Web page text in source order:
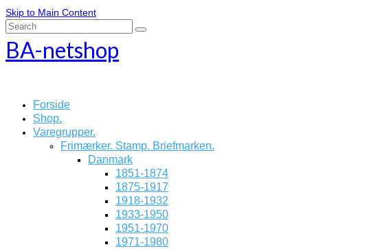
Skip to Main Content
Search
BA-netshop
Forside
Shop.
Varegrupper.
Frimærker. Stamp. Briefmarken.
Danmark
1851-1874
1875-1917
1918-1932
1933-1950
1951-1970
1971-1980